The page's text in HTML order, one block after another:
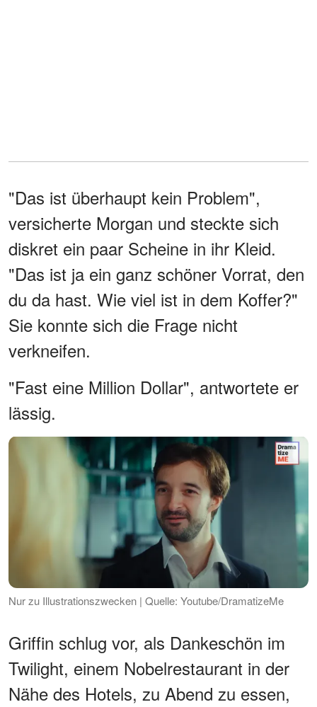
"Das ist überhaupt kein Problem",
versicherte Morgan und steckte sich
diskret ein paar Scheine in ihr Kleid.
"Das ist ja ein ganz schöner Vorrat, den
du da hast. Wie viel ist in dem Koffer?"
Sie konnte sich die Frage nicht
verkneifen.
"Fast eine Million Dollar", antwortete er
lässig.
Nur zu Illustrationszwecken | Quelle: Youtube/DramatizeMe
Griffin schlug vor, als Dankeschön im
Twilight, einem Nobelrestaurant in der
Nähe des Hotels, zu Abend zu essen,